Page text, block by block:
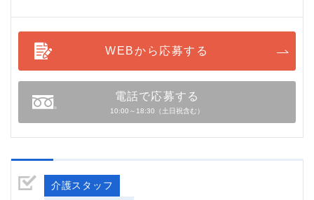
WEBから応募する
電話で応募する
10:00～18:30（土日祝含む）
介護スタッフ